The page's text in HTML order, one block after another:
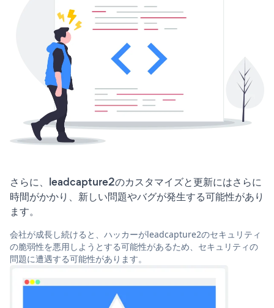
さらに、leadcapture2のカスタマイズと更新にはさらに
時間がかかり、新しい問題やバグが発生する可能性があり
ます。
会社が成長し続けると、ハッカーがleadcapture2のセキュリティ
の脆弱性を悪用しようとする可能性があるため、セキュリティの
問題に遭遇する可能性があります。